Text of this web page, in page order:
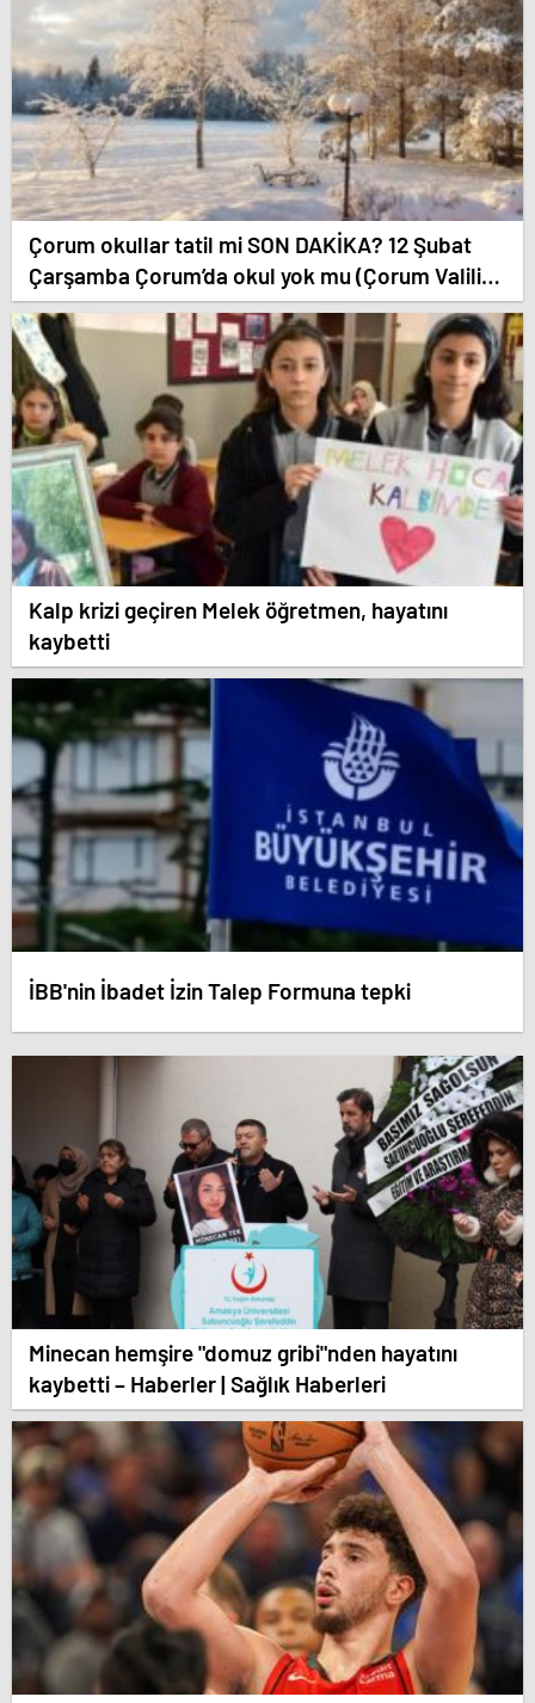
Çorum okullar tatil mi SON DAKİKA? 12 Şubat
Çarşamba Çorum’da okul yok mu (Çorum Valiliği
Açıklaması – KAR TATİLİ)?
Kalp krizi geçiren Melek öğretmen, hayatını
kaybetti
İBB'nin İbadet İzin Talep Formuna tepki
Minecan hemşire "domuz gribi"nden hayatını
kaybetti – Haberler | Sağlık Haberleri